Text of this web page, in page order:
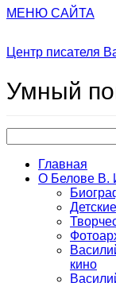
МЕНЮ САЙТА
Центр писателя
Умный
Главная
О Белове В.
кино